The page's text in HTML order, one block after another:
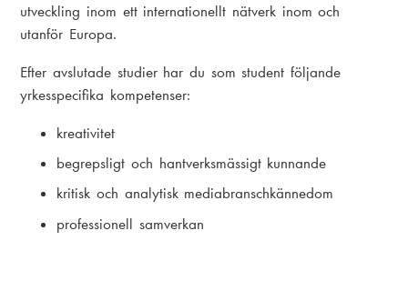
utveckling inom ett internationellt nätverk inom och
utanför Europa.
Efter avslutade studier har du som student följande
yrkesspecifika kompetenser:
kreativitet
begrepsligt och hantverksmässigt kunnande
kritisk och analytisk mediabranschkännedom
professionell samverkan